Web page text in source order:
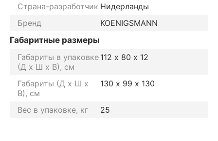
Страна-разработчик Нидерланды
Бренд
KOENIGSMANN
Габаритные размеры
Габариты в упаковке
(Д х Ш х В), см
112 х 80 х 12
Габариты (Д х Ш х
В), см
130 х 99 х 130
Вес в упаковке, кг 25